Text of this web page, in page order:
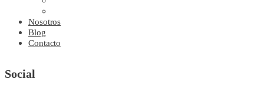
Nosotros
Blog
Contacto
Social